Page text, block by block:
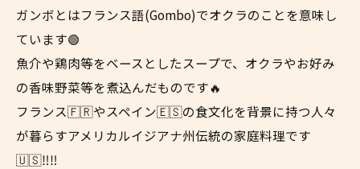
ガンボとはフランス語(Gombo)でオクラのことを意味し
ています🟢
魚介や鶏肉等をベースとしたスープで、オクラやお好み
の香味野菜等を煮込んだものです🔥
フランス🇫🇷やスペイン🇪🇸の食文化を背景に持つ人々
が暮らすアメリカルイジアナ州伝統の家庭料理です
🇺🇸‼️‼️